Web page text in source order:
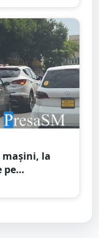
mașini, la
pe
17